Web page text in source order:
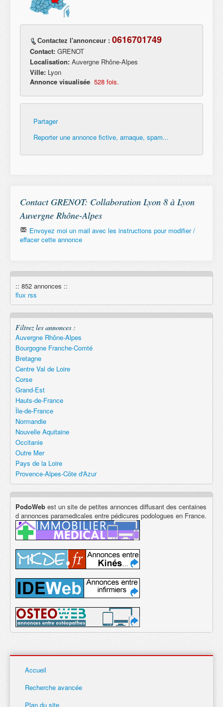
Contactez l'annonceur : 0616701749
Contact: GRENOT
Localisation: Auvergne Rhône-Alpes
Ville: Lyon
Annonce visualisée 528 fois.
Partager
Reporter une annonce fictive, arnaque, spam...
Contact GRENOT: Collaboration Lyon 8 à Lyon
Auvergne Rhône-Alpes
Envoyez moi un mail avec les instructions pour modifier /
effacer cette annonce
Remember
:: 852 annonces ::
flux rss
Filtrez les annonces :
Auvergne Rhône-Alpes
Bourgogne Franche-Comté
Bretagne
Centre Val de Loire
Corse
Grand-Est
Hauts-de-France
Île-de-France
Normandie
Nouvelle Aquitaine
Occitanie
Outre Mer
Pays de la Loire
Provence-Alpes-Côte d'Azur
PodoWeb est un site de petites annonces diffusant des centaines
d annonces paramedicales entre pédicures podologues en France.
Accueil
Recherche avancée
Plan du site